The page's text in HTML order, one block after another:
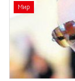
Мир